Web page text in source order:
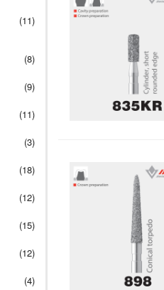
(11)
(8)
(9)
(11)
(3)
(18)
(12)
(15)
(12)
(4)